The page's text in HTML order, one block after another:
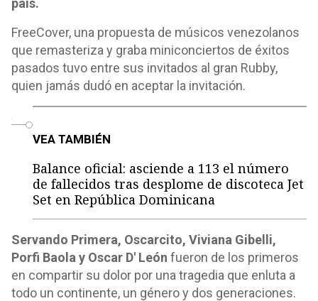
país.
FreeCover, una propuesta de músicos venezolanos
que remasteriza y graba miniconciertos de éxitos
pasados tuvo entre sus invitados al gran Rubby,
quien jamás dudó en aceptar la invitación.
VEA TAMBIÉN
Balance oficial: asciende a 113 el número
de fallecidos tras desplome de discoteca Jet
Set en República Dominicana
Servando Primera, Oscarcito, Viviana Gibelli,
Porfi Baola y Oscar D' León fueron de los primeros
en compartir su dolor por una tragedia que enluta a
todo un continente, un género y dos generaciones.